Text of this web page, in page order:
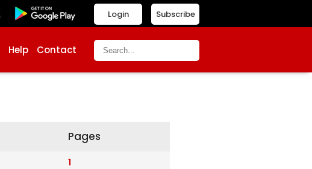
Subscribe
Login
Help Contact
Pages
1